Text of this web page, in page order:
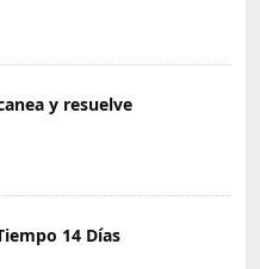
y resuelve
14 Días